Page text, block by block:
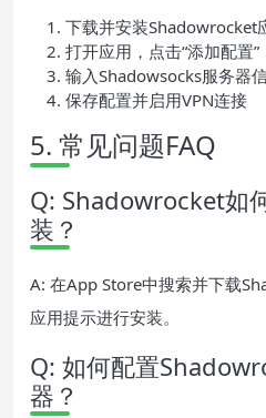
下载并安装Shadowrocket
打开应用，点击“添加配置”
输入Shadowsocks服务器
保存配置并启用VPN连接
5. 常见问题FAQ
Q: Shadowrocket如
装？
A: 在App Store中搜索并下载
应用提示进行安装。
Q: 如何配置
器？